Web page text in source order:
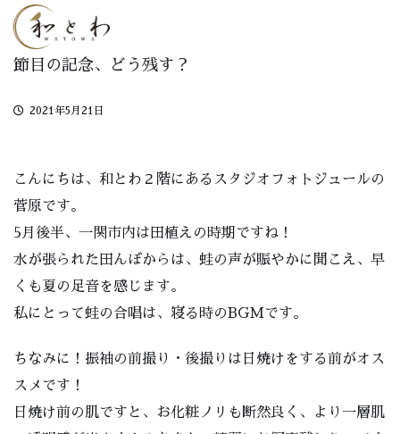
節目の記念、どう残す？
2021年5月21日
こんにちは、和とわ２階にあるスタジオフォトジュールの
菅原です。
5月後半、一関市内は田植えの時期ですね！
水が張られた田んぼからは、蛙の声が賑やかに聞こえ、早
くも夏の足音を感じます。
私にとって蛙の合唱は、寝る時のBGMです。
ちなみに！振袖の前撮り・後撮りは日焼けをする前がオス
スメです！
日焼け前の肌ですと、お化粧ノリも断然良く、より一層肌